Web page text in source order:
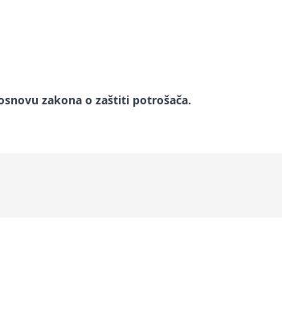
zakona o zaštiti potrošača.